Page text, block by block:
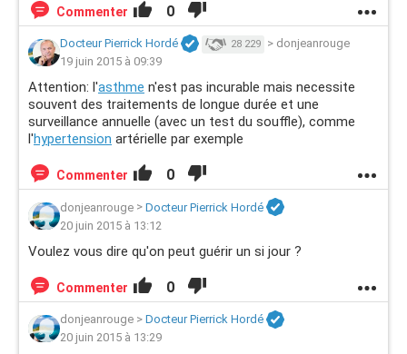
Commenter 0
Docteur Pierrick Hordé 28 229 > donjeanrouge
19 juin 2015 à 09:39
Attention: l'asthme n'est pas incurable mais necessite
souvent des traitements de longue durée et une
surveillance annuelle (avec un test du souffle), comme
l'hypertension artérielle par exemple
Commenter 0
donjeanrouge > Docteur Pierrick Hordé
20 juin 2015 à 13:12
Voulez vous dire qu'on peut guérir un si jour ?
Commenter 0
donjeanrouge > Docteur Pierrick Hordé
20 juin 2015 à 13:29